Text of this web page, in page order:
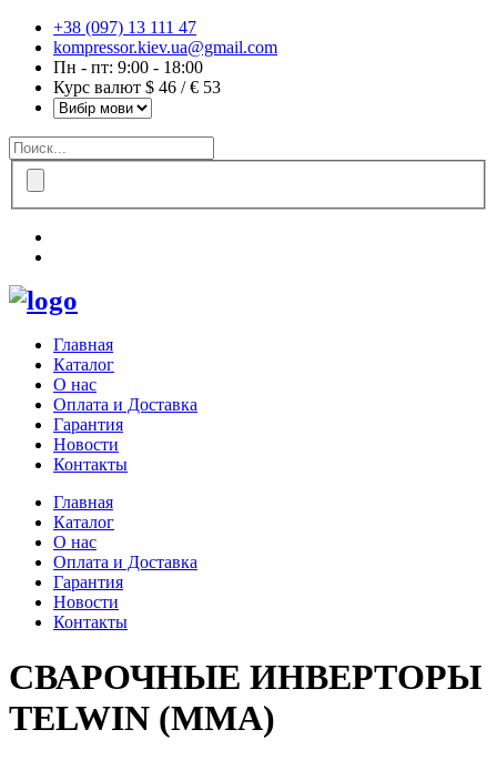
+38 (097) 13 111 47
kompressor.kiev.ua@gmail.com
Пн - пт: 9:00 - 18:00
Курс валют $ 46 / € 53
Главная
Каталог
О нас
Оплата и Доставка
Гарантия
Новости
Контакты
Главная
Каталог
О нас
Оплата и Доставка
Гарантия
Новости
Контакты
СВАРОЧНЫЕ ИНВЕРТОРЫ
TELWIN (MMA)